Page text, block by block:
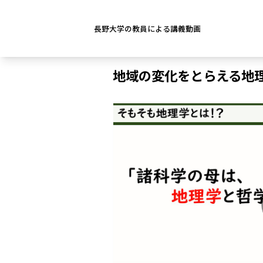
長野大学の教員による講義動画
地域の変化をとらえる地